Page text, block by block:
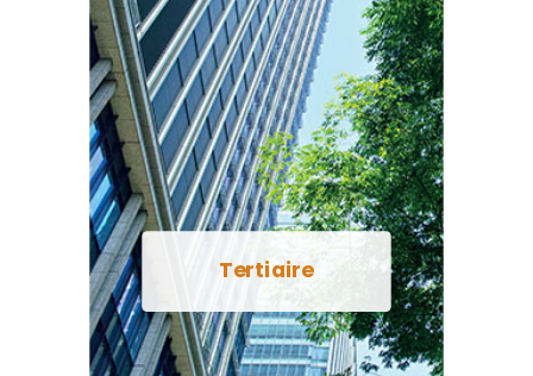
Tertiaire